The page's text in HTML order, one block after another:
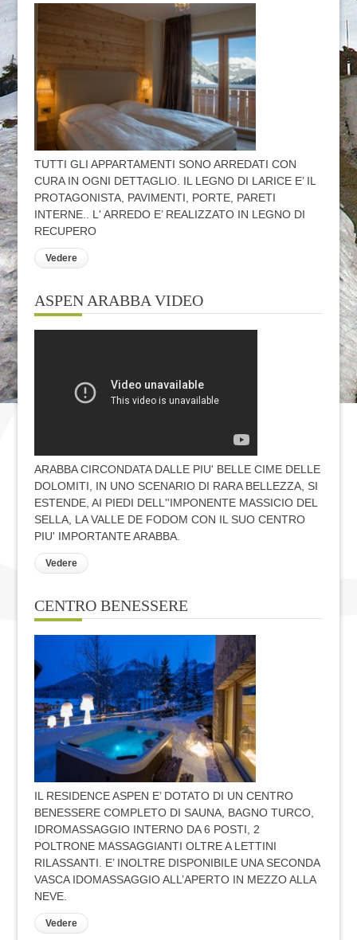
TUTTI GLI APPARTAMENTI SONO ARREDATI CON
CURA IN OGNI DETTAGLIO. IL LEGNO DI LARICE E’ IL
PROTAGONISTA, PAVIMENTI, PORTE, PARETI
INTERNE.. L' ARREDO E’ REALIZZATO IN LEGNO DI
RECUPERO
Vedere
ASPEN ARABBA VIDEO
ARABBA CIRCONDATA DALLE PIU' BELLE CIME DELLE
DOLOMITI, IN UNO SCENARIO DI RARA BELLEZZA, SI
ESTENDE, AI PIEDI DELL''IMPONENTE MASSICIO DEL
SELLA, LA VALLE DE FODOM CON IL SUO CENTRO
PIU' IMPORTANTE ARABBA.
Vedere
CENTRO BENESSERE
IL RESIDENCE ASPEN E’ DOTATO DI UN CENTRO
BENESSERE COMPLETO DI SAUNA, BAGNO TURCO,
IDROMASSAGGIO INTERNO DA 6 POSTI, 2
POLTRONE MASSAGGIANTI OLTRE A LETTINI
RILASSANTI. E’ INOLTRE DISPONIBILE UNA SECONDA
VASCA IDOMASSAGGIO ALL’APERTO IN MEZZO ALLA
NEVE.
Vedere